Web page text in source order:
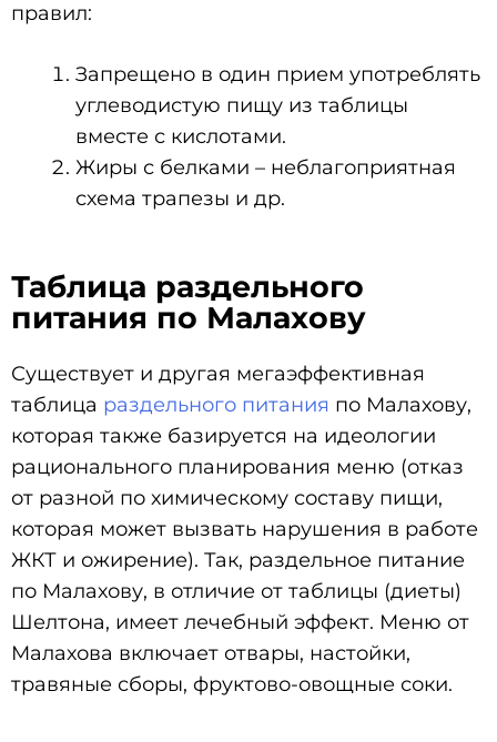
правил:
Запрещено в один прием употреблять
углеводистую пищу из таблицы
вместе с кислотами.
Жиры с белками – неблагоприятная
схема трапезы и др.
Таблица раздельного
питания по Малахову
Существует и другая мегаэффективная
таблица раздельного питания по Малахову,
которая также базируется на идеологии
рационального планирования меню (отказ
от разной по химическому составу пищи,
которая может вызвать нарушения в работе
ЖКТ и ожирение). Так, раздельное питание
по Малахову, в отличие от таблицы (диеты)
Шелтона, имеет лечебный эффект. Меню от
Малахова включает отвары, настойки,
травяные сборы, фруктово-овощные соки.